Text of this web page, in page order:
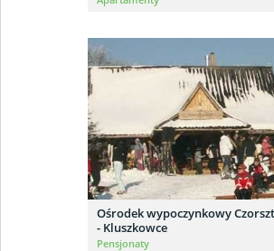
Ośrodek wypoczynkowy
- Kluszkowce
Pensjonaty